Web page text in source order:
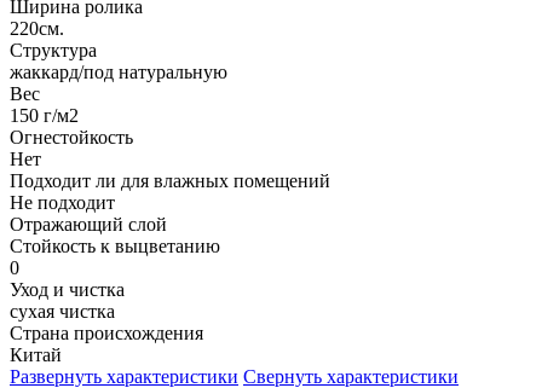
Ширина ролика
220см.
Структура
жаккард/под натуральную
Вес
150 г/м2
Огнестойкость
Нет
Подходит ли для влажных помещений
Не подходит
Отражающий слой
Стойкость к выцветанию
0
Уход и чистка
сухая чистка
Страна происхождения
Китай
Развернуть характеристики Свернуть характеристики